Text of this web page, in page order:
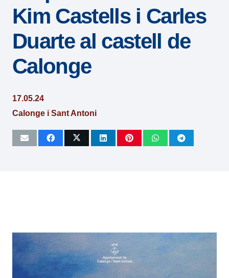
Kim Castells i Carles
Duarte al castell de
Calonge
17.05.24
Calonge i Sant Antoni